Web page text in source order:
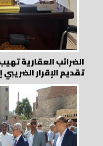
الضرائب العقارية
تقديم الإقرار الضريبي